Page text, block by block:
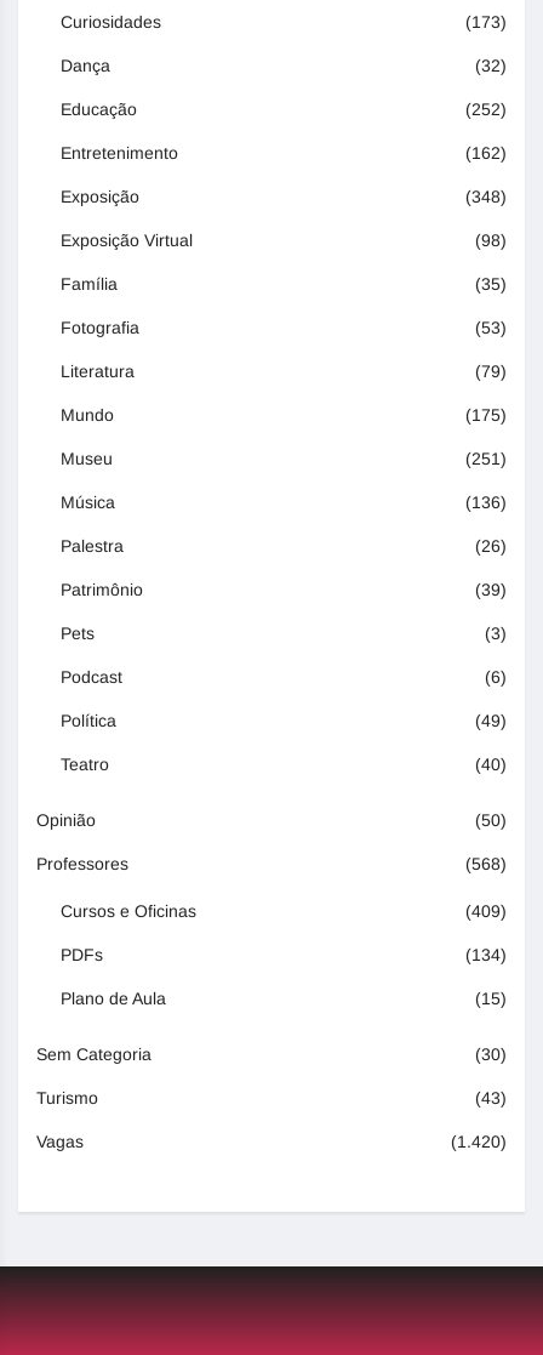
Curiosidades (173)
Dança (32)
Educação (252)
Entretenimento (162)
Exposição (348)
Exposição Virtual (98)
Família (35)
Fotografia (53)
Literatura (79)
Mundo (175)
Museu (251)
Música (136)
Palestra (26)
Patrimônio (39)
Pets (3)
Podcast (6)
Política (49)
Teatro (40)
Opinião (50)
Professores (568)
Cursos e Oficinas (409)
PDFs (134)
Plano de Aula (15)
Sem Categoria (30)
Turismo (43)
Vagas (1.420)